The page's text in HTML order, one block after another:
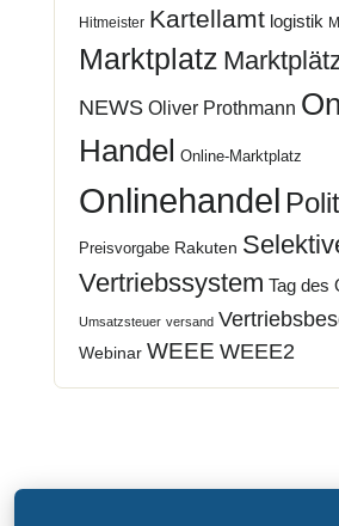
Hitmeister Kartellamt logistik
Marktplatz
NEWS Oliver Prothmann
Handel Online-Marktplatz
Onlinehandel
Preisvorgabe Rakuten
Vertriebssystem Tag des
Umsatzsteuer versand
Webinar WEEE WEEE2